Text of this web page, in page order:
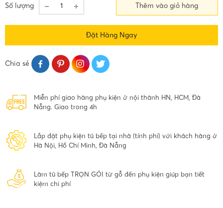
Số lượng Thêm vào giỏ hàng
Đặt Hàng Ngay
Chia sẻ
Miễn phí giao hàng phụ kiện ở nội thành HN, HCM, Đà
Nẵng. Giao trong 4h
Lắp đặt phụ kiện tủ bếp tại nhà (tính phí) với khách hàng ở
Hà Nội, Hồ Chí Minh, Đà Nẵng
Làm tủ bếp TRỌN GÓI từ gỗ đến phụ kiện giúp bạn tiết
kiệm chi phí